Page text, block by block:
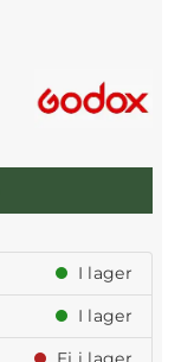
I lager
I lager